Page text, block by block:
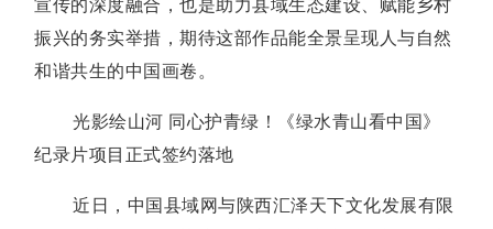
宣传的深度融合，也是助力县域生态建设、赋能乡村
振兴的务实举措，期待这部作品能全景呈现人与自然
和谐共生的中国画卷。
光影绘山河 同心护青绿！《绿水青山看中国》
纪录片项目正式签约落地
近日，中国县域网与陕西汇泽天下文化发展有限